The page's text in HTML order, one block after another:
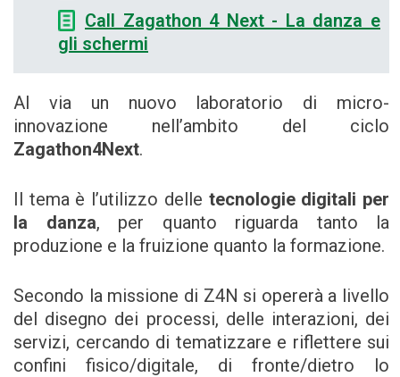
Call Zagathon 4 Next - La danza e
gli schermi
Al via un nuovo laboratorio di micro-
innovazione nell’ambito del ciclo
Zagathon4Next.
Il tema è l’utilizzo delle tecnologie digitali per
la danza, per quanto riguarda tanto la
produzione e la fruizione quanto la formazione.
Secondo la missione di Z4N si opererà a livello
del disegno dei processi, delle interazioni, dei
servizi, cercando di tematizzare e riflettere sui
confini fisico/digitale, di fronte/dietro lo